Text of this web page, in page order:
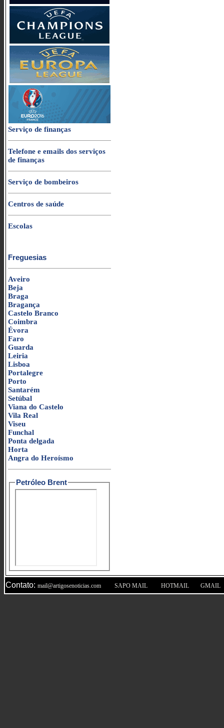
Serviço de finanças
Telefone e emails dos serviços
de finanças
Serviço de bombeiros
Centros de saúde
Escolas
Freguesias
Aveiro
Beja
Braga
Bragança
Castelo Branco
Coimbra
Évora
Faro
Guarda
Leiria
Lisboa
Portalegre
Porto
Santarém
Setúbal
Viana do Castelo
Vila Real
Viseu
Funchal
Ponta delgada
Horta
Angra do Heroísmo
Petróleo Brent
Contato: mail@artigosenoticias.com SAPO MAIL HOTMAIL GMAIL